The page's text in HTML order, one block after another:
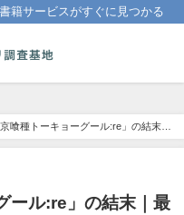
籍サービスがすぐに見つかる
喰種トーキョーグール:re」の結末｜
ール:re」の結末｜最